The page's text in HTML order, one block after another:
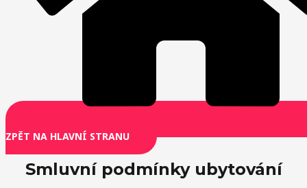
ZPĚT NA HLAVNÍ STRANU
Smluvní podmínky ubytování